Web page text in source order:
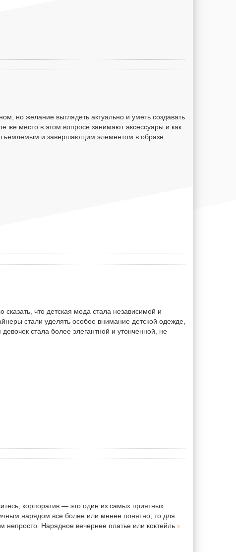
но желание выглядеть актуально и уметь создавать
же место в этом вопросе занимают аксессуары и как
и завершающим элементом в образе
что детская мода стала независимой и
стали уделять особое внимание детской одежде,
стала более элегантной и утонченной, не
корпоратив — это один из самых приятных
нарядом все более или менее понятно, то для
Нарядное вечернее платье или коктейль »